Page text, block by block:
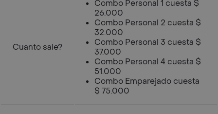
Cuanto sale?
Combo Personal 1 cuesta $
26.000
Combo Personal 2 cuesta $
32.000
Combo Personal 3 cuesta $
37.000
Combo Personal 4 cuesta $
51.000
Combo Emparejado cuesta
$ 75.000